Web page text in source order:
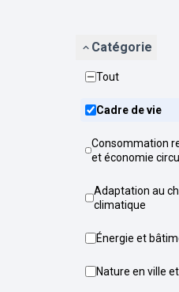
Catégorie
Tout
Cadre de vie
Consommation responsable
et économie
Adaptation au changement
climatique
Énergie et
Nature en ville